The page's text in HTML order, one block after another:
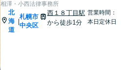
相澤・小西法律事務所
北
海
道
|
札幌市
中央区
西１８丁目駅
から徒歩1分
営業時間：
本日定休日